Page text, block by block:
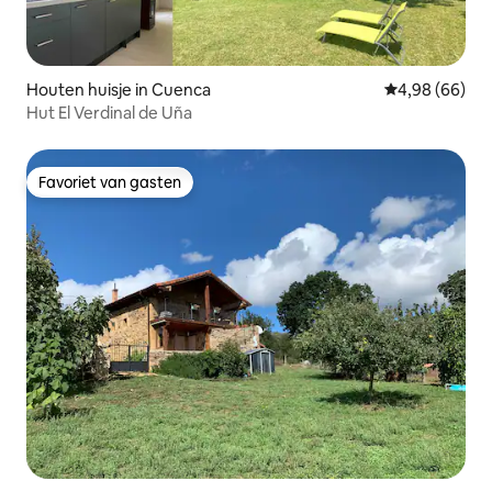
Houten huisje in Cuenca Gemiddelde
4,98 (66)
Hut El Verdinal de Uña
Favoriet van gasten
Favoriet van gasten